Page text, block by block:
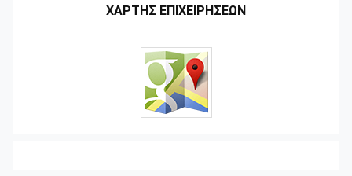
ΧΑΡΤΗΣ ΕΠΙΧΕΙΡΗΣΕΩΝ